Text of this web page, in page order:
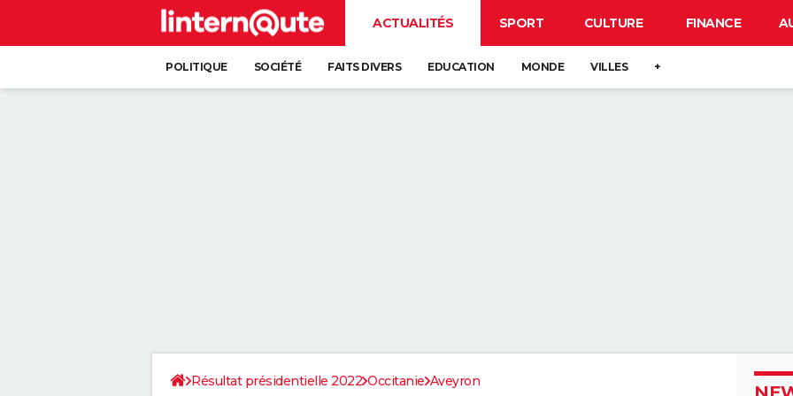
ACTUALITÉS SPORT CULTURE FINANCE
POLITIQUE SOCIÉTÉ FAITS DIVERS EDUCATION MONDE VILLES +
Résultat présidentielle 2022 Occitanie Aveyron